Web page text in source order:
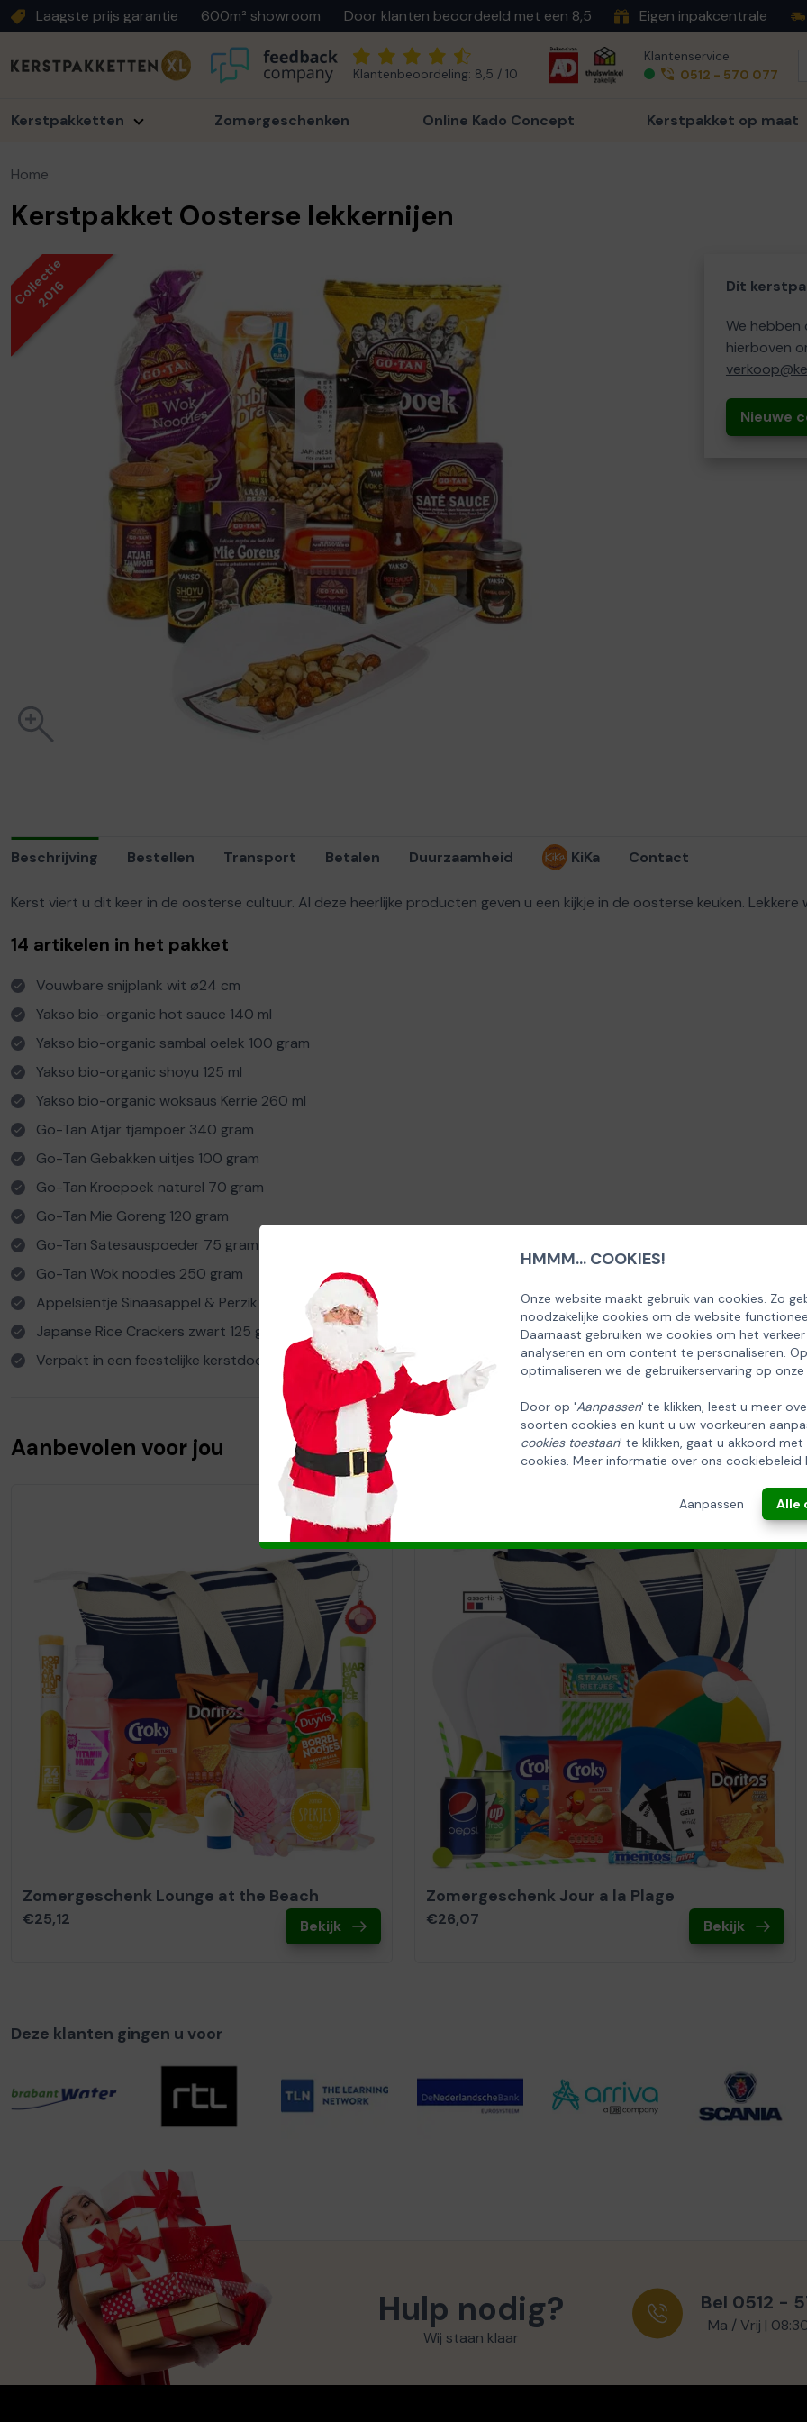
HMMM... COOKIES!
Onze website maakt gebruik van cookies. Zo
noodzakelijke cookies om de website
Daarnaast gebruiken we cookies om het
analyseren en om content te personaliseren.
optimaliseren we de gebruikerservaring op onze
Door op 'Aanpassen' te klikken, leest u meer
soorten cookies en kunt u uw voorkeuren
cookies toestaan' te klikken, gaat u akkoord
cookies. Meer informatie over ons cookiebeleid
Aanpassen Alle
Laagste prijs garantie 600m² showroom Door klanten beoordeeld met een 8,5 Eigen inpakcentrale
Klantenbeoordeling: 8,5 / 10
Klantenservice
0512 - 570 077
Kerstpakketten Zomergeschenken Online Kado Concept Kerstpakket op maat
Home
Kerstpakket Oosterse lekkernijen
Collectie
2016 Dit
We hebben
hierboven
Nieuwe
Beschrijving Bestellen Transport Betalen Duurzaamheid KiKa Contact
Kerst viert u dit keer in de oosterse cultuur. Al deze heerlijke producten geven u een kijkje in de oosterse keuken.
14 artikelen in het pakket
Vouwbare snijplank wit ø24 cm
Yakso bio-organic hot sauce 140 ml
Yakso bio-organic sambal oelek 100 gram
Yakso bio-organic shoyu 125 ml
Yakso bio-organic woksaus Kerrie 260 ml
Go-Tan Atjar tjampoer 340 gram
Go-Tan Gebakken uitjes 100 gram
Go-Tan Kroepoek naturel 70 gram
Go-Tan Mie Goreng 120 gram
Go-Tan Satesauspoeder 75 gram
Go-Tan Wok noodles 250 gram
Appelsientje Sinaasappel & Perzik 1 liter
Japanse Rice Crackers zwart 125 gram
Verpakt in een feestelijke kerstdoos
Aanbevolen voor jou
Zomergeschenk Lounge at the Beach
€25,12 Bekijk
Zomergeschenk Jour a la Plage
€26,07 Bekijk
Deze klanten gingen u voor
Hulp nodig?
Wij staan klaar
Bel 0512 -
Ma / Vrij |
EN ONTVANG 5% KORTING OP DE
HUISCOLLECTIE KERSTPAKKETTEN
Email
INSCHRIJVEN!